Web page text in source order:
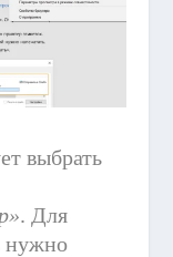
выбрать
. Для
нужно